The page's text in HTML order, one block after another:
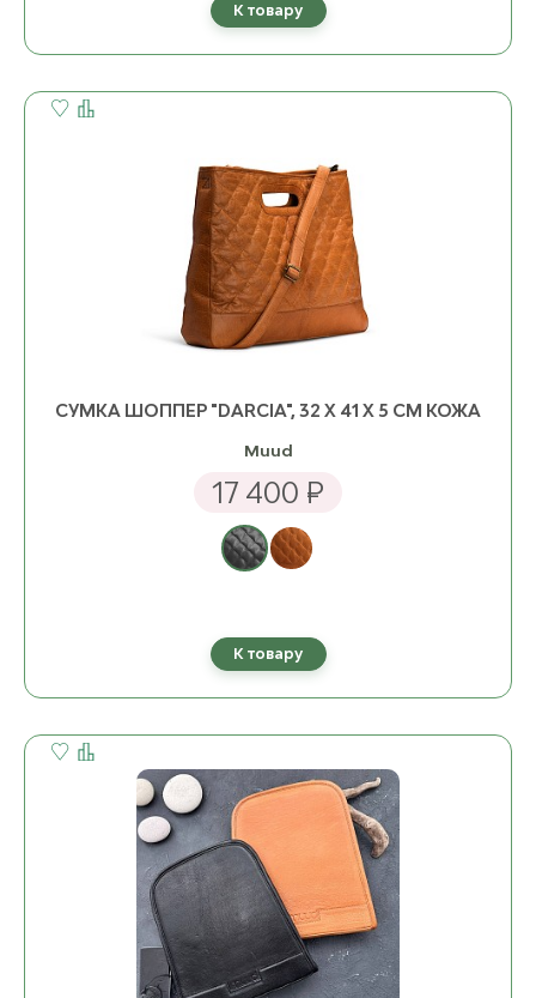
К товару
СУМКА ШОППЕР "DARCIA", 32 Х 41 X 5 СМ КОЖА
Muud
17 400 ₽
К товару